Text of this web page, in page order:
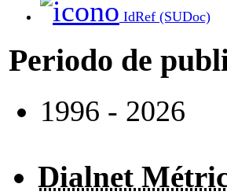
IdRef (SUDoc)
Periodo de
1996 - 2026
Dialnet